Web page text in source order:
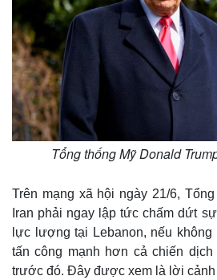
Tổng thống Mỹ Donald
Trên mạng xã hội ngày 21/6,
Iran phải ngay lập tức chấm dứt
lực lượng tại Lebanon, nếu không
tấn công mạnh hơn cả chiến
trước đó. Đây được xem là lời cảnh